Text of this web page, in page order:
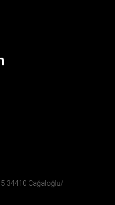
34410 Cağaloğlu/